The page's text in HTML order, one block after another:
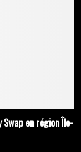
en région Île-